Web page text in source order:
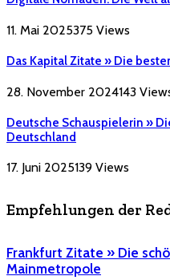
11. Mai 2025375 Views
Das Kapital Zitate » Die
28. November 2024143
Deutsche Schauspielerin »
Deutschland
17. Juni 2025139 Views
Empfehlungen der
Frankfurt Zitate » Die
Mainmetropole